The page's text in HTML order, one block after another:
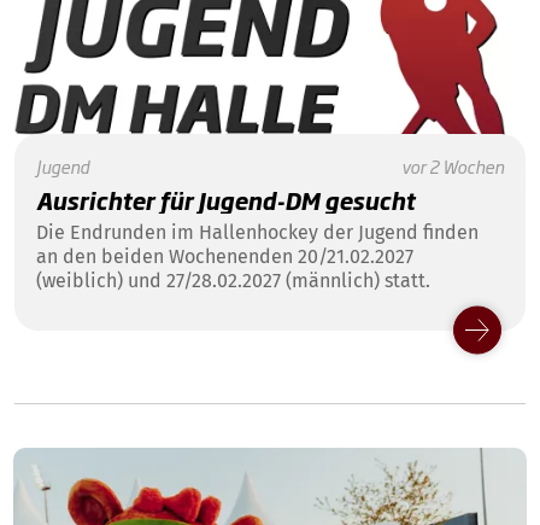
Jugend vor 2 Wochen
Ausrichter für Jugend-DM gesucht
Die Endrunden im Hallenhockey der Jugend finden
an den beiden Wochenenden 20/21.02.2027
(weiblich) und 27/28.02.2027 (männlich) statt.